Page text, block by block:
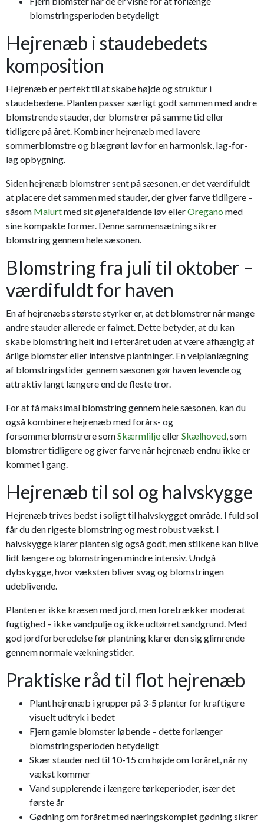
blomstringsperioden betydeligt
Hejrenæb i staudebedets
komposition
Hejrenæb er perfekt til at skabe højde og struktur i
staudebedene. Planten passer særligt godt sammen med andre
blomstrende stauder, der blomstrer på samme tid eller
tidligere på året. Kombiner hejrenæb med lavere
sommerblomstre og blægrønt løv for en harmonisk, lag-for-
lag opbygning.
Siden hejrenæb blomstrer sent på sæsonen, er det værdifuldt
at placere det sammen med stauder, der giver farve tidligere –
såsom Malurtmed sit øjenefaldende løv ellerOregano med
sine kompakte former. Denne sammensætning sikrer
blomstring gennem hele sæsonen.
Blomstring fra juli til oktober –
værdifuldt for haven
En af hejrenæbs største styrker er, at det blomstrer når mange
andre stauder allerede er falmet. Dette betyder, at du kan
skabe blomstring helt ind i efteråret uden at være afhængig af
årlige blomster eller intensive plantninger. En velplanlægning
af blomstringstider gennem sæsonen gør haven levende og
attraktiv langt længere end de fleste tror.
For at få maksimal blomstring gennem hele sæsonen, kan du
også kombinere hejrenæb med forårs- og
forsommerblomstrere somSkærmliljeellerSkælhoved, som
blomstrer tidligere og giver farve når hejrenæb endnu ikke er
kommet i gang.
Hejrenæb til sol og halvskygge
Hejrenæb trives bedst i soligt til halvskygget område. I fuld sol
får du den rigeste blomstring og mest robust vækst. I
halvskygge klarer planten sig også godt, men stilkene kan blive
lidt længere og blomstringen mindre intensiv. Undgå
dybskygge, hvor væksten bliver svag og blomstringen
udeblivende.
Planten er ikke kræsen med jord, men foretrækker moderat
fugtighed – ikke vandpulje og ikke udtørret sandgrund. Med
god jordforberedelse før plantning klarer den sig glimrende
gennem normale vækningstider.
Praktiske råd til flot hejrenæb
Plant hejrenæb i grupper på 3-5 planter for kraftigere
visuelt udtryk i bedet
Fjern gamle blomster løbende – dette forlænger
blomstringsperioden betydeligt
Skær stauder ned til 10-15 cm højde om foråret, når ny
vækst kommer
Vand supplerende i længere tørkeperioder, især det
første år
Gødning om foråret med næringskomplet gødning sikrer